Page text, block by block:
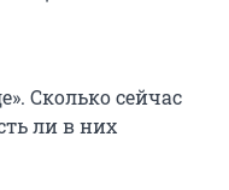
Сколько сейчас
ли в них